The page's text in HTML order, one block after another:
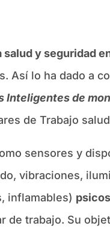
y seguridad
Así lo ha dado a
Inteligentes de
de Trabajo
sensores y
vibraciones,
inflamables)
de trabajo. Su